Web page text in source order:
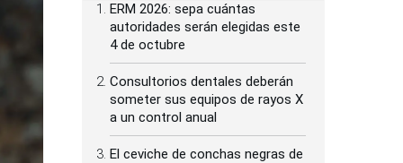
ERM 2026: sepa cuántas
autoridades serán elegidas este
4 de octubre
Consultorios dentales deberán
someter sus equipos de rayos X
a un control anual
El ceviche de conchas negras de